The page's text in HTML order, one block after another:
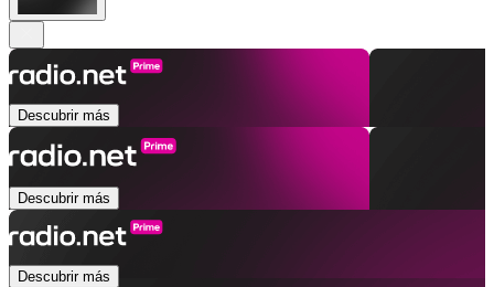
Descubrir más
Descubrir más
Descubrir más